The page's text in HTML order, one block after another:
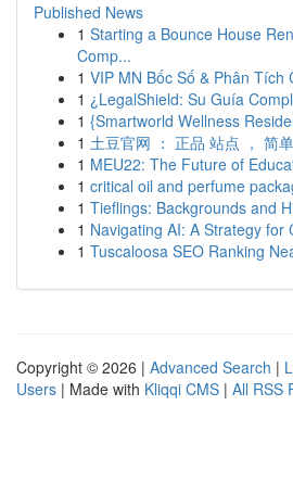
Published News
1 Starting a Bounce House
Comp...
1 VIP MN Bốc Số & Phân Tích
1 ¿LegalShield: Su Guía
1 {Smartworld Wellness
1 土豆官网 ： 正品 站点 ， 简
1 MEU22: The Future of
1 critical oil and perfume
1 Tieflings: Backgrounds and
1 Navigating AI: A Strategy for
1 Tuscaloosa SEO Ranking
Copyright © 2026 | Advanced Search |
Users | Made with Kliqqi CMS | All RSS